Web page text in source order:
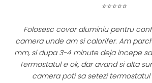
⭐⭐⭐⭐⭐
Folosesc covor aluminiu pentru
camera unde am si calorifer. Am
mm, si dupa 3-4 minute deja incepe
Termostatul e ok, dar avand si alta
camera poti sa setezi